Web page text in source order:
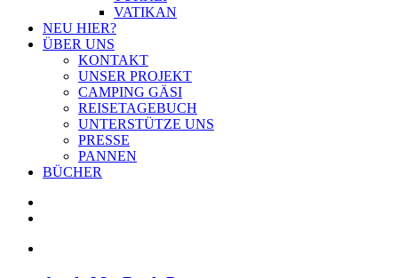
VATIKAN
NEU HIER?
ÜBER UNS
KONTAKT
UNSER PROJEKT
CAMPING GÄSI
REISETAGEBUCH
UNTERSTÜTZE UNS
PRESSE
PANNEN
BÜCHER